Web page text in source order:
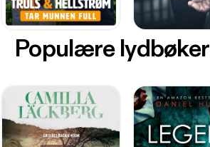
Populære lydbøker